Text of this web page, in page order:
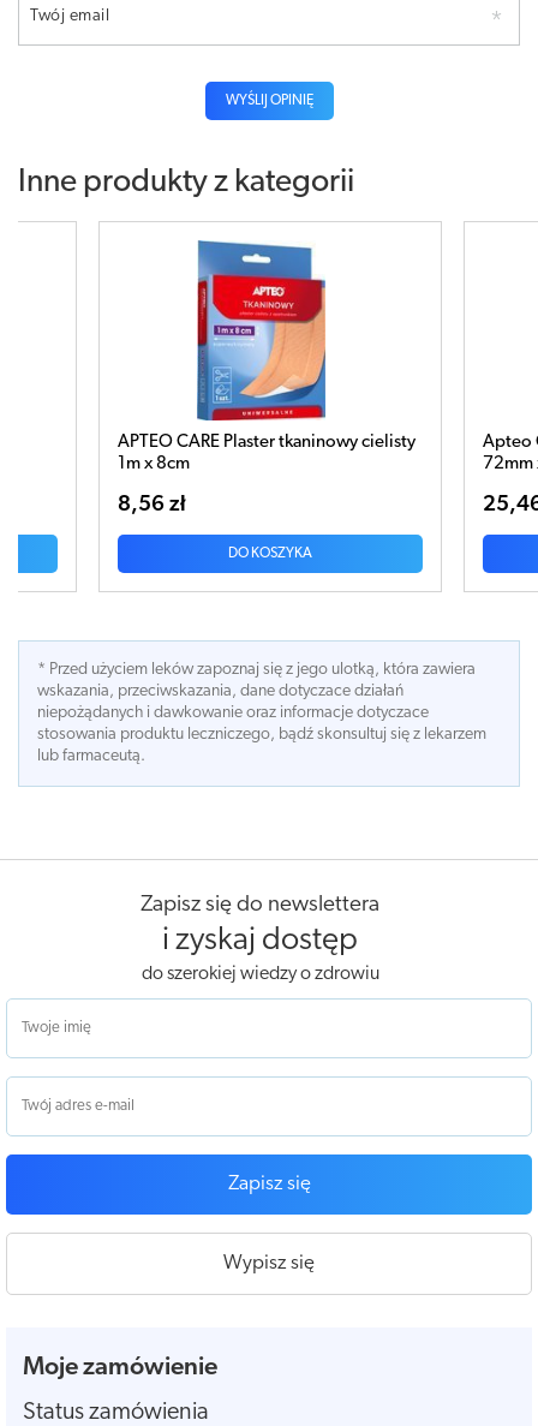
Twój email
WYŚLIJ OPINIĘ
Inne produkty z kategorii
Apteo Care Plastry wodoodporne duże
72mm x 25mm x 100 sztuk
25,46 zł
DO KOSZYKA
* Przed użyciem leków zapoznaj się z jego ulotką, która zawiera
wskazania, przeciwskazania, dane dotyczace działań
niepożądanych i dawkowanie oraz informacje dotyczace
stosowania produktu leczniczego, bądź skonsultuj się z lekarzem
lub farmaceutą.
Zapisz się do newslettera
i zyskaj dostęp
do szerokiej wiedzy o zdrowiu
Zapisz się
Wypisz się
Moje zamówienie
Status zamówienia